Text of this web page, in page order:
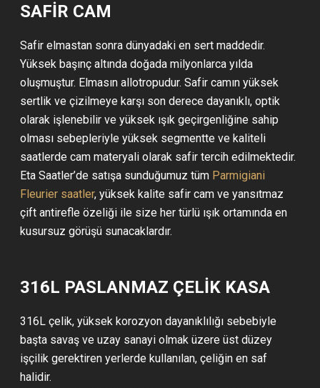
SAFİR CAM
Safir elmastan sonra dünyadaki en sert maddedir.
Yüksek başınç altında doğada milyonlarca yılda
oluşmuştur. Elmasın allotropudur. Safir camın yüksek
sertlik ve çizilmeye karşı son derece dayanıklı, optik
olarak işlenebilir ve yüksek ışık geçirgenliğine sahip
olması sebepleriyle yüksek segmentte ve kaliteli
saatlerde cam materyali olarak safir tercih edilmektedir.
Eta Saatler’de satışa sunduğumuz tüm Parmigiani
Fleurier saatler, yüksek kalite safir cam ve yansıtmaz
çift antirefle özeliği ile size her türlü ışık ortamında en
kusursuz görüşü sunacaklardır.
316L PASLANMAZ ÇELİK KASA
316L çelik, yüksek korozyon dayanıklılığı sebebiyle
başta savaş ve uzay sanayi olmak üzere üst düzey
işçilik gerektiren yerlerde kullanılan, çeliğin en saf
halidir.